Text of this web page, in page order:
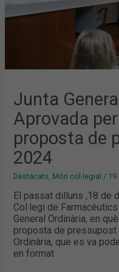
Junta
Aprovada
proposta de
2024
Destacats, Món col·legial / 19
El passat dilluns ,18 de
Col·legi de
General Ordinària, en
proposta de pressupost
Ordinària, que es va
en format
2024